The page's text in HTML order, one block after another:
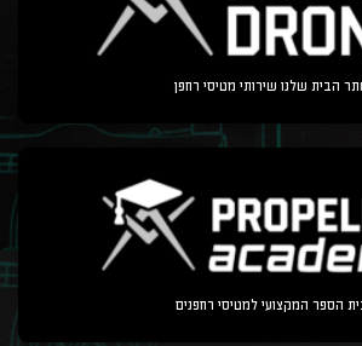
הבית שלנו שירותי מטיסי רחפן
הספר המקצועי למטיסי רחפנים